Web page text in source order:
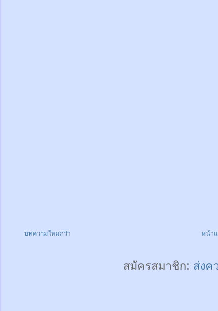
บทความใหม่กว่า หน้า
สมัครสมาชิก: ส่งค